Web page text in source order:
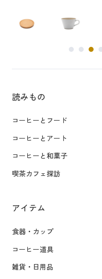
読みもの
コーヒーとフード
コーヒーとアート
コーヒーと和菓子
喫茶カフェ探訪
アイテム
食器・カップ
コーヒー道具
雑貨・日用品